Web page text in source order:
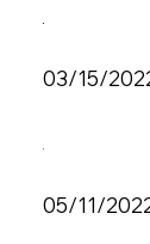
03/15/
05/11/